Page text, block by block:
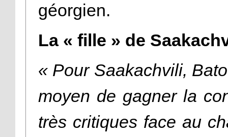
géorgien.
La « fille » de
« Pour Saakachvili,
moyen de gagner la
très critiques face au